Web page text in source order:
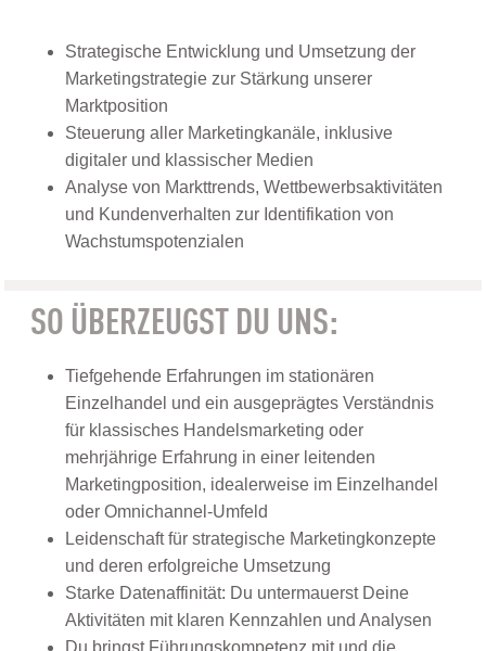
Strategische Entwicklung und Umsetzung der
Marketingstrategie zur Stärkung unserer
Marktposition
Steuerung aller Marketingkanäle, inklusive
digitaler und klassischer Medien
Analyse von Markttrends, Wettbewerbsaktivitäten
und Kundenverhalten zur Identifikation von
Wachstumspotenzialen
SO ÜBERZEUGST DU UNS:
Tiefgehende Erfahrungen im stationären
Einzelhandel und ein ausgeprägtes Verständnis
für klassisches Handelsmarketing oder
mehrjährige Erfahrung in einer leitenden
Marketingposition, idealerweise im Einzelhandel
oder Omnichannel-Umfeld
Leidenschaft für strategische Marketingkonzepte
und deren erfolgreiche Umsetzung
Starke Datenaffinität: Du untermauerst Deine
Aktivitäten mit klaren Kennzahlen und Analysen